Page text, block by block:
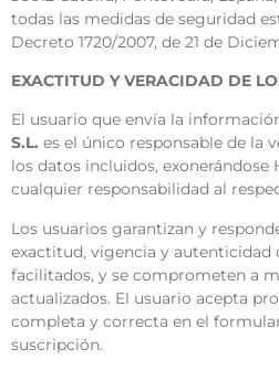
todas las medidas de seguridad
Decreto 1720/2007, de 21 de
EXACTITUD Y VERACIDAD DE
El usuario que envía la
S.L. es el único responsable de la
los datos incluidos, exonerándose
cualquier responsabilidad al
Los usuarios garantizan y
exactitud, vigencia y autenticidad
facilitados, y se comprometen a
actualizados. El usuario acepta
completa y correcta en el
suscripción.